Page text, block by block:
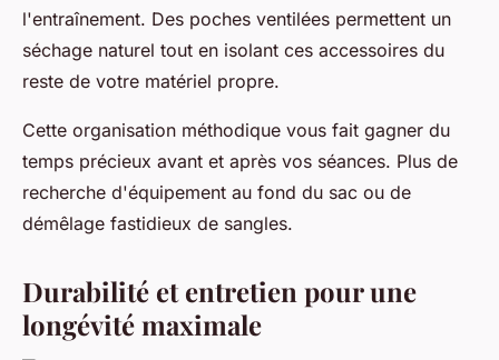
l'entraînement. Des poches ventilées permettent un
séchage naturel tout en isolant ces accessoires du
reste de votre matériel propre.
Cette organisation méthodique vous fait gagner du
temps précieux avant et après vos séances. Plus de
recherche d'équipement au fond du sac ou de
démêlage fastidieux de sangles.
Durabilité et entretien pour une
longévité maximale